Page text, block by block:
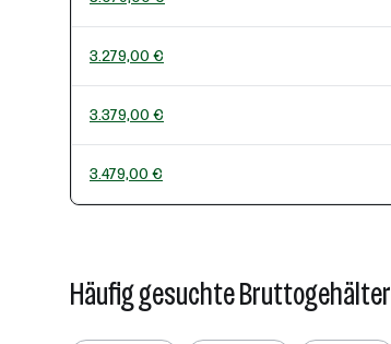
3.279,00 €
3.379,00 €
3.479,00 €
Häufig gesuchte Bruttogehälter